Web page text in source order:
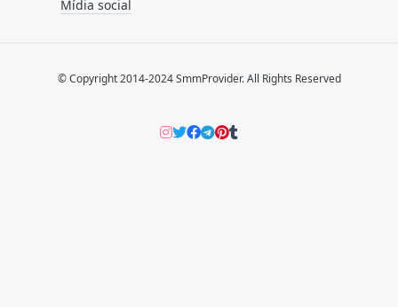
Mídia social
© Copyright 2014-2024 SmmProvider. All Rights Reserved
Instagram
Twitter
Facebook
Telegram
Pinterers
Tumblr